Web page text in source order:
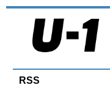
RSS